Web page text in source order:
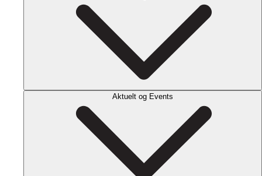
Aktuelt og Events